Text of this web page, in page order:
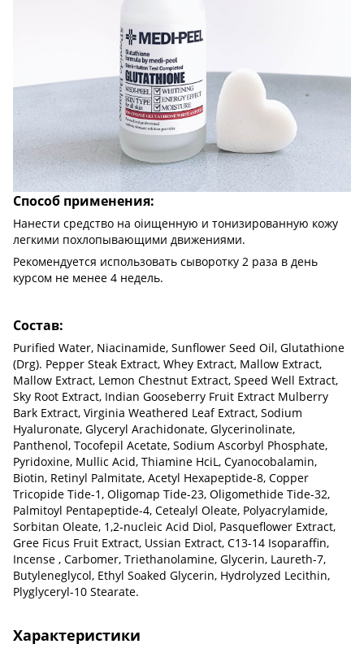
Способ применения:
Нанести средство на оіищенную и тонизированную кожу
легкими похлопывающими движениями.
Рекомендуется использовать сыворотку 2 раза в день
курсом не менее 4 недель.
Состав:
Purified Water, Niacinamide, Sunflower Seed Oil, Glutathione
(Drg). Pepper Steak Extract, Whey Extract, Mallow Extract,
Mallow Extract, Lemon Chestnut Extract, Speed ​​Well Extract,
Sky Root Extract, Indian Gooseberry Fruit Extract Mulberry
Bark Extract, Virginia Weathered Leaf Extract, Sodium
Hyaluronate, Glyceryl Arachidonate, Glycerinolinate,
Panthenol, Tocofepil Acetate, Sodium Ascorbyl Phosphate,
Pyridoxine, Mullic Acid, Thiamine HciL, Cyanocobalamin,
Biotin, Retinyl Palmitate, Acetyl Hexapeptide-8, Copper
Tricopide Tide-1, Oligomap Tide-23, Oligomethide Tide-32,
Palmitoyl Pentapeptide-4, Cetealyl Oleate, Polyacrylamide,
Sorbitan Oleate, 1,2-nucleic Acid Diol, Pasqueflower Extract,
Gree Ficus Fruit Extract, Ussian Extract, C13-14 Isoparaffin,
Incense , Carbomer, Triethanolamine, Glycerin, Laureth-7,
Butyleneglycol, Ethyl Soaked Glycerin, Hydrolyzed Lecithin,
Plyglyceryl-10 Stearate.
Характеристики